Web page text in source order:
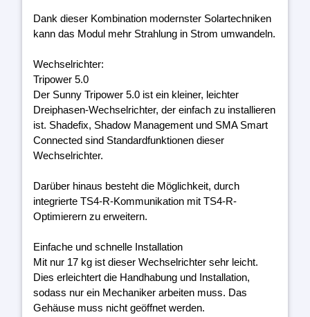
Dank dieser Kombination modernster Solartechniken
kann das Modul mehr Strahlung in Strom umwandeln.
Wechselrichter:
Tripower 5.0
Der Sunny Tripower 5.0 ist ein kleiner, leichter
Dreiphasen-Wechselrichter, der einfach zu installieren
ist. Shadefix, Shadow Management und SMA Smart
Connected sind Standardfunktionen dieser
Wechselrichter.
Darüber hinaus besteht die Möglichkeit, durch
integrierte TS4-R-Kommunikation mit TS4-R-
Optimierern zu erweitern.
Einfache und schnelle Installation
Mit nur 17 kg ist dieser Wechselrichter sehr leicht.
Dies erleichtert die Handhabung und Installation,
sodass nur ein Mechaniker arbeiten muss. Das
Gehäuse muss nicht geöffnet werden.